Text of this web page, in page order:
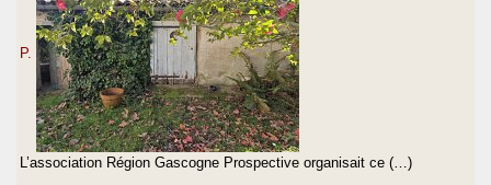
P.
L’association Région Gascogne Prospective organisait ce (…)